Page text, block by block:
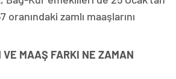
zamlı maaşlarını
MAAŞ FARKI NE ZAMAN